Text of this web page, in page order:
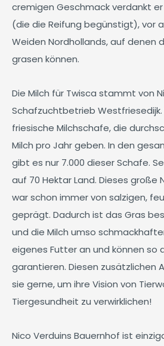
cremigen Geschmack verdankt
(die die Reifung begünstigt), vor
Weiden Nordhollands, auf denen
grasen können.
Die Milch für Twisca stammt von
Schafzuchtbetrieb Westfriesedijk.
friesische Milchschafe, die
Milch pro Jahr geben. In den
gibt es nur 7.000 dieser Schafe.
auf 70 Hektar Land. Dieses
war schon immer von salzigen,
geprägt. Dadurch ist das Gras
und die Milch umso
eigenes Futter an und können so
garantieren. Diesen zusätzlichen
sie gerne, um ihre Vision von
Tiergesundheit zu verwirklichen!
Nico Verduins Bauernhof ist